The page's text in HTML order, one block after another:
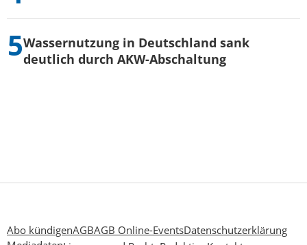
Wassernutzung in Deutschland sank
deutlich durch AKW-Abschaltung
Abo kündigenAGBAGB Online-EventsDatenschutzerklärung